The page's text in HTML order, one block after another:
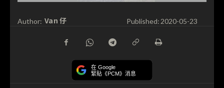
Author: Van 仔 Published: 2020-05-23
在 Google
緊貼《PCM》消息